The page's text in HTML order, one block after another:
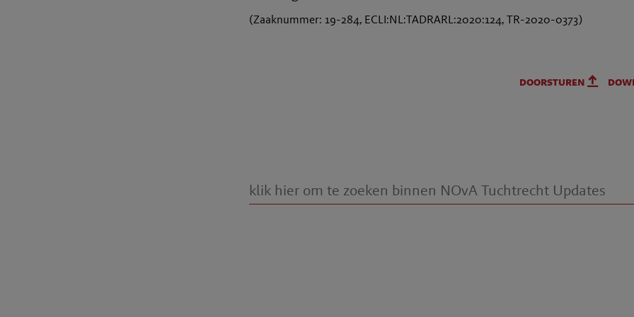
(Zaaknummer: 19-284, ECLI:NL:TADRARL:2020:124, TR-2020-0373)
doorsturen